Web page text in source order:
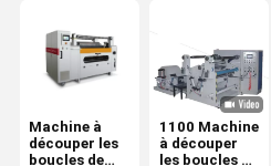
Machine à
découper les
boucles de
1100 Machine
à découper
les boucles de